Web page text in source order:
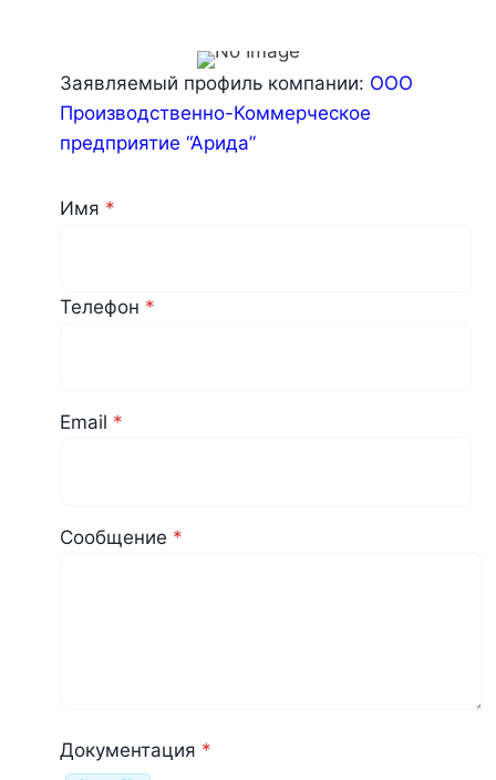
Заявляемый профиль компании: ООО
Производственно-Коммерческое
предприятие “Арида”
Имя *
Телефон *
Email *
Сообщение *
Документация *